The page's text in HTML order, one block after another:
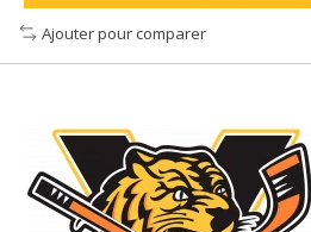
Ajouter pour comparer